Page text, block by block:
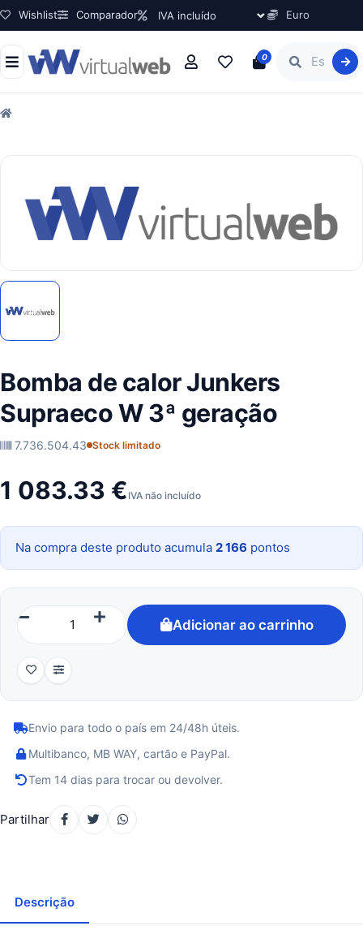
Wishlist Comparador Euro
0
Bomba de calor Junkers
Supraeco W 3ª geração
7.736.504.43 Stock limitado
1 083.33 € IVA não incluído
Na compra deste produto acumula 2 166 pontos
Adicionar ao carrinho
Envio para todo o país em 24/48h úteis.
Multibanco, MB WAY, cartão e PayPal.
Tem 14 dias para trocar ou devolver.
Partilhar
Descrição